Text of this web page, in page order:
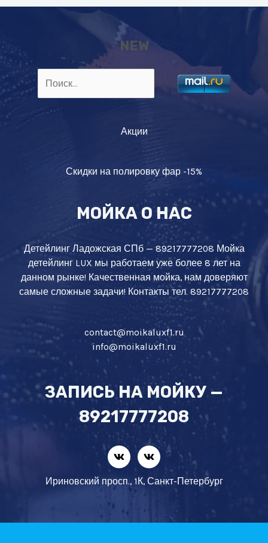
NEW
Акции
Скидки на полировку фар -15%
МОЙКА О НАС
Детейлинг Ладожская СПб — 89217777208 Мойка
детейлинг LUX мы работаем уже более 8 лет на
данном рынке! Качественная мойка, нам доверяют
самые сложные задачи! Контакты тел. 89217777208
contact@moikaluxf1.ru
info@moikaluxf1.ru
ЗАПИСЬ НА МОЙКУ —
89217777208
Ириновский просп., 1К, Санкт-Петербург